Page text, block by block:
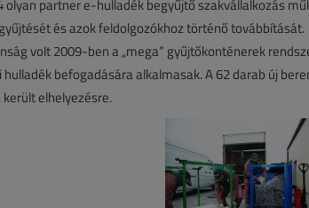
olyan partner e-hulladék begyűjtő szakvállalkozás
és azok feldolgozókhoz történő továbbítását.
volt 2009-ben a „mega” gyűjtőkonténerek
befogadására alkalmasak. A 62 darab új
elhelyezésre.